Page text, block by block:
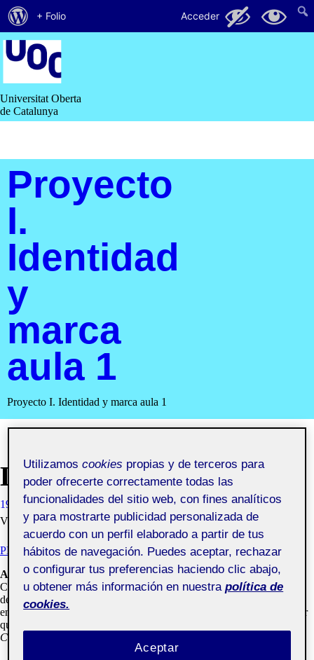
Saltar
contenido
Universitat Oberta
de Catalunya
Proyecto
I.
Identidad
y
marca
aula 1
Proyecto I. Identidad y marca aula 1
LEVI’S
19 OCTUBRE, 2020 CAROLINA MADRIGAL ABRIL
VISIBILIDAD: PÚBLICA
PEC 2. REDISEÑO DE MARCAS
Análisis dela marca
Como sabemos es una empresa dedicada al mundo textil, donde se la
destaca por crear prendas de gran resistencia. Desde 1853 creo esta
empresa para que las prendas vaqueras duraran más tiempo y no tener
que arreglarlas constantemente.
Componentes de una marca gráfica
Acerca
de
WordPress
+ Folio Acceder 106 56
Utilizamoscookies propias y de terceros para
poder ofrecerte correctamente todas las
funcionalidades del sitio web, con fines analíticos
y para mostrarte publicidad personalizada de
acuerdo con un perfil elaborado a partir de tus
hábitos de navegación. Puedes aceptar, rechazar
o configurar tus preferencias haciendo clic abajo,
u obtener más información en nuestra política de
cookies.
Aceptar